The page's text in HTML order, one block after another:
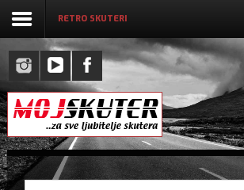
RETRO SKUTERI